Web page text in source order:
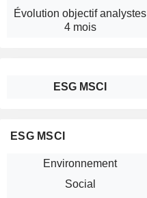
Évolution objectif analystes
4 mois
ESG MSCI
ESG MSCI
Environnement
Social